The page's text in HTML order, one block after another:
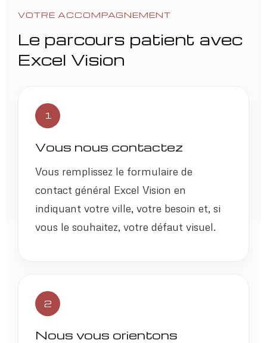
VOTRE ACCOMPAGNEMENT
Le parcours patient avec
Excel Vision
1
Vous nous contactez
Vous remplissez le formulaire de
contact général Excel Vision en
indiquant votre ville, votre besoin et, si
vous le souhaitez, votre défaut visuel.
2
Nous vous orientons